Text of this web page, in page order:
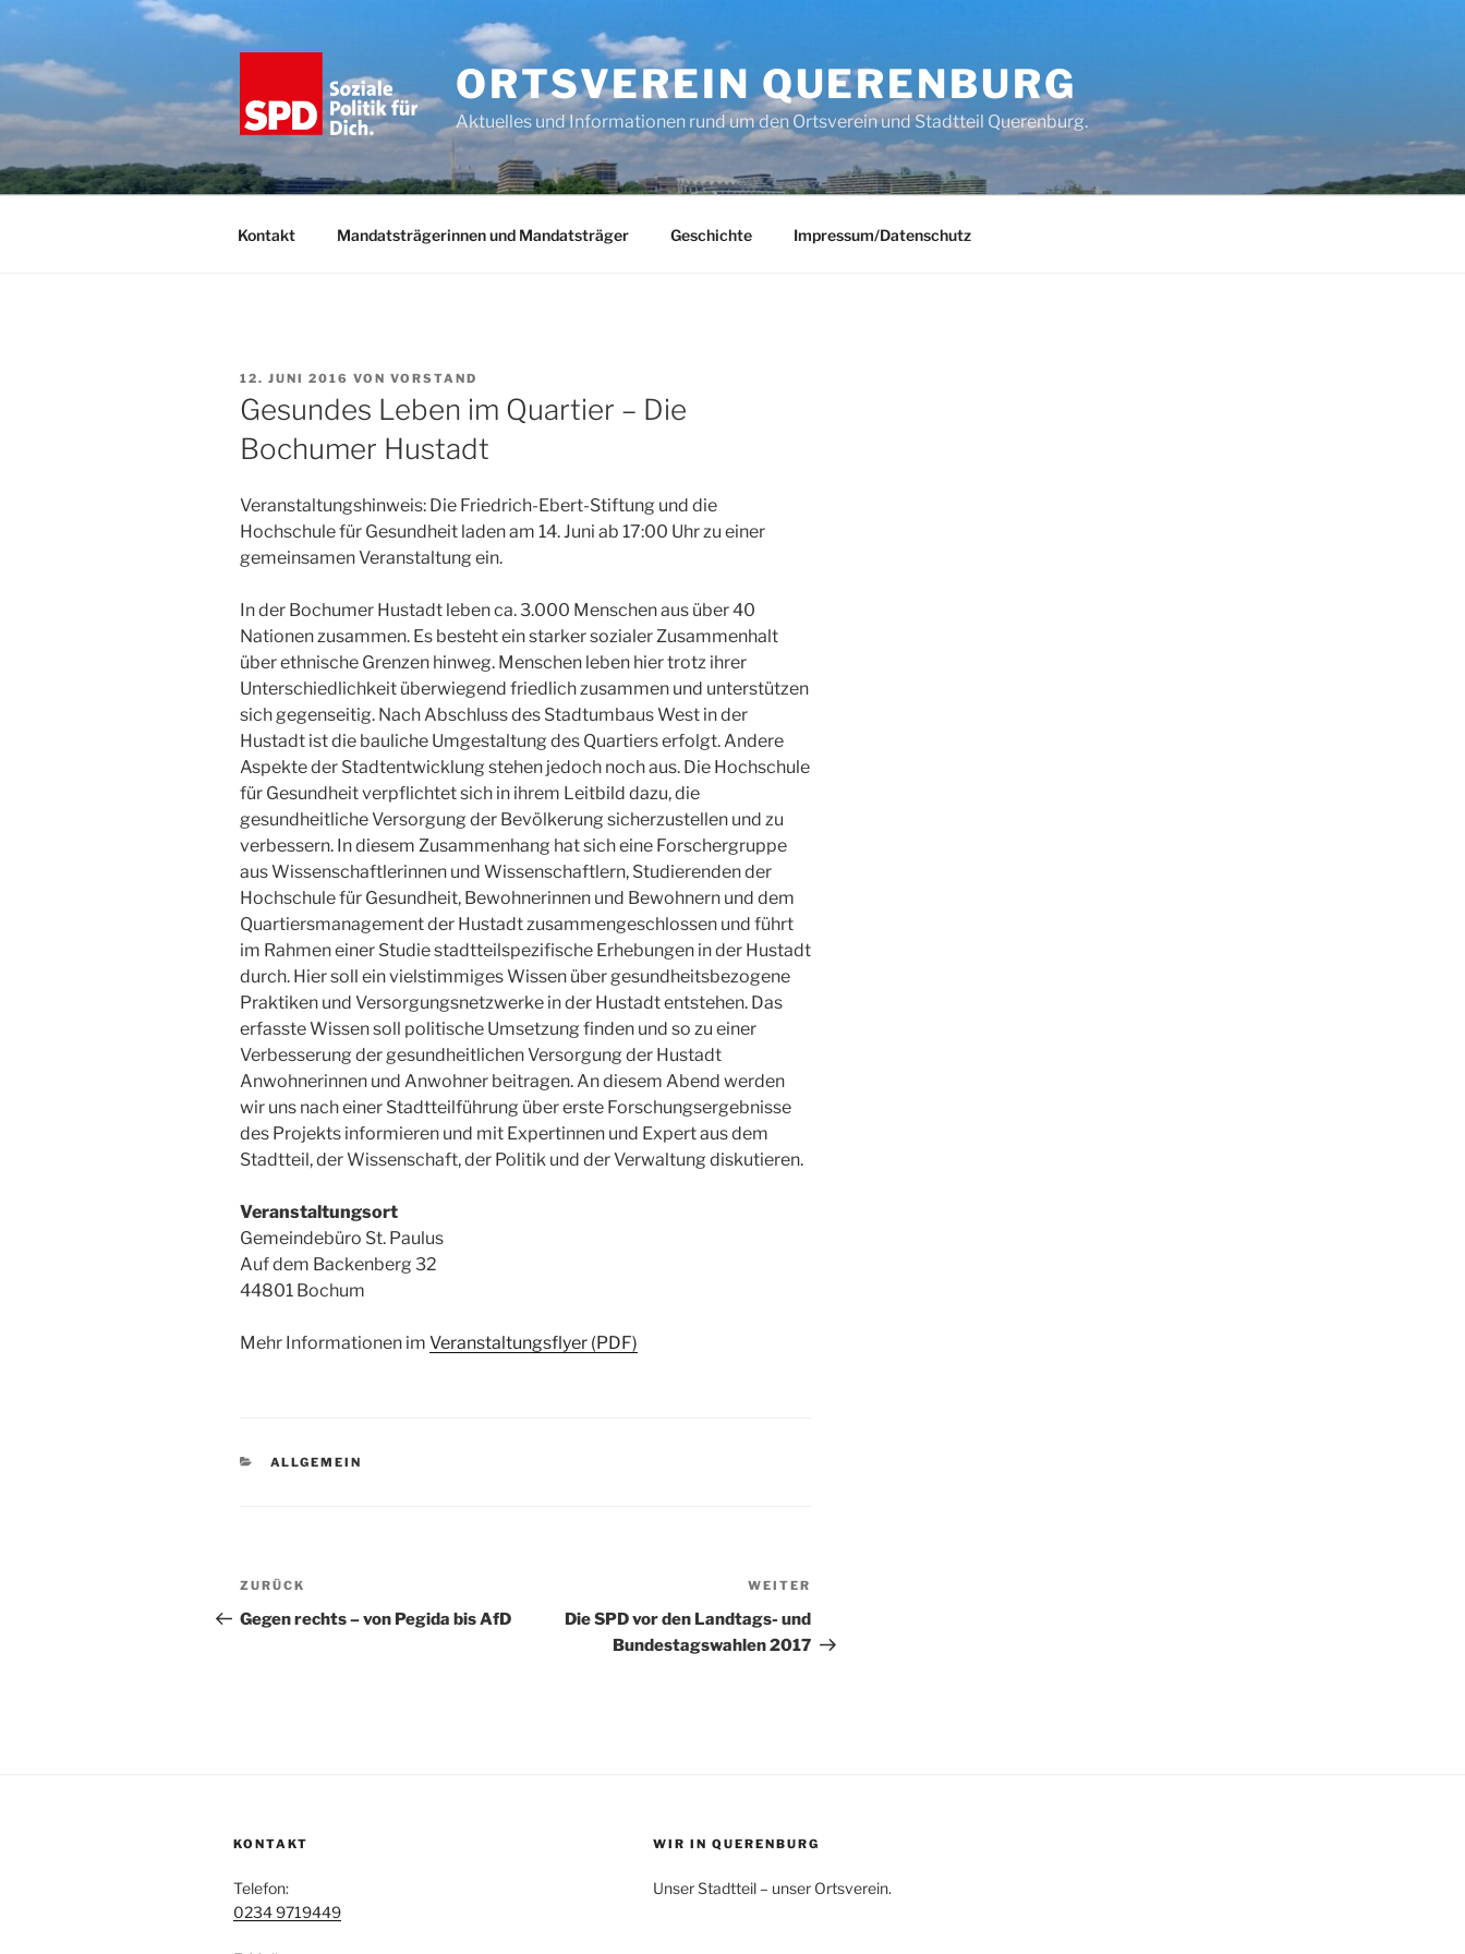
Zum
springen
ORTSVEREIN QUERENBURG
Aktuelles und Informationen rund um den Ortsverein und Stadtteil Querenburg.
Kontakt Mandatsträgerinnen und Mandatsträger Geschichte Impressum/Datenschutz
VERÖFFENTLICHT
AM
12. JUNI 2016 VON VORSTAND
Gesundes Leben im Quartier – Die
Bochumer Hustadt
Veranstaltungshinweis: Die Friedrich-Ebert-Stiftung und die
Hochschule für Gesundheit laden am 14. Juni ab 17:00 Uhr zu einer
gemeinsamen Veranstaltung ein.
In der Bochumer Hustadt leben ca. 3.000 Menschen aus über 40
Nationen zusammen. Es besteht ein starker sozialer Zusammenhalt
über ethnische Grenzen hinweg. Menschen leben hier trotz ihrer
Unterschiedlichkeit überwiegend friedlich zusammen und unterstützen
sich gegenseitig. Nach Abschluss des Stadtumbaus West in der
Hustadt ist die bauliche Umgestaltung des Quartiers erfolgt. Andere
Aspekte der Stadtentwicklung stehen jedoch noch aus. Die Hochschule
für Gesundheit verpflichtet sich in ihrem Leitbild dazu, die
gesundheitliche Versorgung der Bevölkerung sicherzustellen und zu
verbessern. In diesem Zusammenhang hat sich eine Forschergruppe
aus Wissenschaftlerinnen und Wissenschaftlern, Studierenden der
Hochschule für Gesundheit, Bewohnerinnen und Bewohnern und dem
Quartiersmanagement der Hustadt zusammengeschlossen und führt
im Rahmen einer Studie stadtteilspezifische Erhebungen in der Hustadt
durch. Hier soll ein vielstimmiges Wissen über gesundheitsbezogene
Praktiken und Versorgungsnetzwerke in der Hustadt entstehen. Das
erfasste Wissen soll politische Umsetzung finden und so zu einer
Verbesserung der gesundheitlichen Versorgung der Hustadt
Anwohnerinnen und Anwohner beitragen. An diesem Abend werden
wir uns nach einer Stadtteilführung über erste Forschungsergebnisse
des Projekts informieren und mit Expertinnen und Expert aus dem
Stadtteil, der Wissenschaft, der Politik und der Verwaltung diskutieren.
Veranstaltungsort
Gemeindebüro St. Paulus
Auf dem Backenberg 32
44801 Bochum
Mehr Informationen im Veranstaltungsflyer (PDF)
KATEGORIEN
ALLGEMEIN
Beitragsnavigation
Vorheriger
Beitrag
ZURÜCK
Gegen rechts – von Pegida bis AfD
Beitrag
WEITER
Die SPD vor den Landtags- und
Bundestagswahlen 2017
KONTAKT
Telefon:
0234 9719449
WIR IN QUERENBURG
Unser Stadtteil – unser Ortsverein.